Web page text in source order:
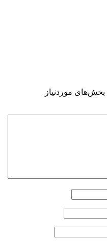
بخش‌های موردنیاز